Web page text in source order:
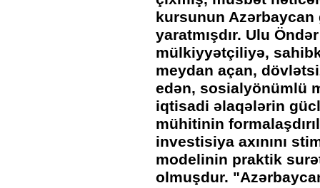
kursunun
yaratmışdır. Ulu
mülkiyyətçiliyə,
meydan açan,
edən, sosialyönümlü
iqtisadi əlaqələrin
mühitinin
investisiya axınını
modelinin praktik
olmuşdur.